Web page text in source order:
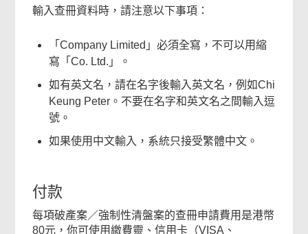
輸入查冊資料時，請注意以下事項：
「Company Limited」必須全寫，不可以用縮
寫「Co. Ltd.」。
如有英文名，請在名字後輸入英文名，例如Chi
Keung Peter。不要在名字和英文名之間輸入逗
號。
如果使用中文輸入，系統只接受繁體中文。
付款
每項破產案／強制性清盤案的查冊申請費用是港幣
80元，你可使用繳費靈、信用卡（VISA、